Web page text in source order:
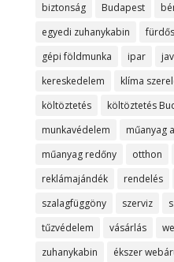
biztonság
Budapest
egyedi zuhanykabin
gépi földmunka
ipar
kereskedelem
klíma
költöztetés
költöztetés
munkavédelem
műanyag
műanyag redőny
otthon
reklámajándék
rendelés
szalagfüggöny
szerviz
tűzvédelem
vásárlás
zuhanykabin
ékszer